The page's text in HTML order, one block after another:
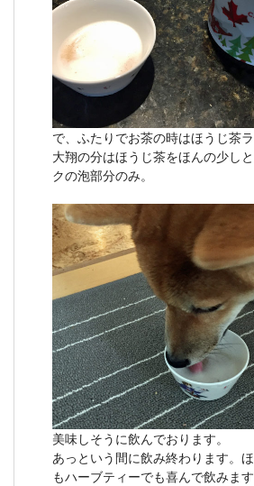
で、ふたりでお茶の時はほうじ茶ラ
大翔の分はほうじ茶をほんの少し
クの泡部分のみ。
美味しそうに飲んでおります。
あっという間に飲み終わります。
もハーブティーでも喜んで飲みます